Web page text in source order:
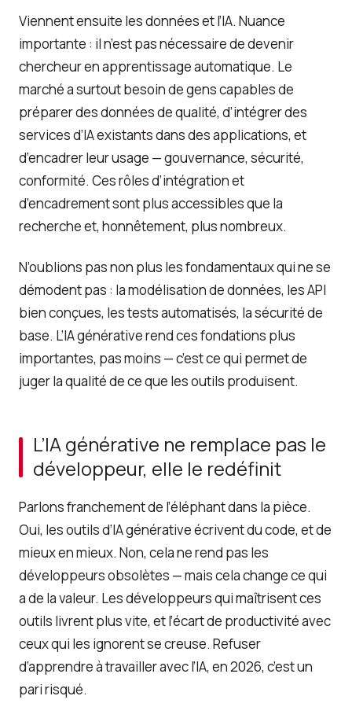
Viennent ensuite les données et l’IA. Nuance
importante : il n’est pas nécessaire de devenir
chercheur en apprentissage automatique. Le
marché a surtout besoin de gens capables de
préparer des données de qualité, d’intégrer des
services d’IA existants dans des applications, et
d’encadrer leur usage — gouvernance, sécurité,
conformité. Ces rôles d’intégration et
d’encadrement sont plus accessibles que la
recherche et, honnêtement, plus nombreux.
N’oublions pas non plus les fondamentaux qui ne se
démodent pas : la modélisation de données, les API
bien conçues, les tests automatisés, la sécurité de
base. L’IA générative rend ces fondations plus
importantes, pas moins — c’est ce qui permet de
juger la qualité de ce que les outils produisent.
L’IA générative ne remplace pas le
développeur, elle le redéfinit
Parlons franchement de l’éléphant dans la pièce.
Oui, les outils d’IA générative écrivent du code, et de
mieux en mieux. Non, cela ne rend pas les
développeurs obsolètes — mais cela change ce qui
a de la valeur. Les développeurs qui maîtrisent ces
outils livrent plus vite, et l’écart de productivité avec
ceux qui les ignorent se creuse. Refuser
d’apprendre à travailler avec l’IA, en 2026, c’est un
pari risqué.